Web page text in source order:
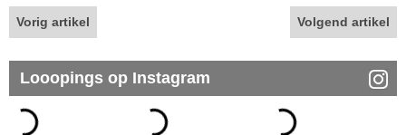
Vorig artikel Volgend artikel
Looopings op Instagram